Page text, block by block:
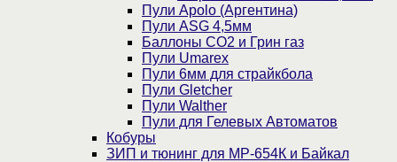
Пули Apolo (Аргентина)
Пули ASG 4,5мм
Баллоны CO2 и Грин газ
Пули Umarex
Пули 6мм для страйкбола
Пули Gletcher
Пули Walther
Пули для Гелевых Автоматов
Кобуры
ЗИП и тюнинг для МР-654К и Байкал